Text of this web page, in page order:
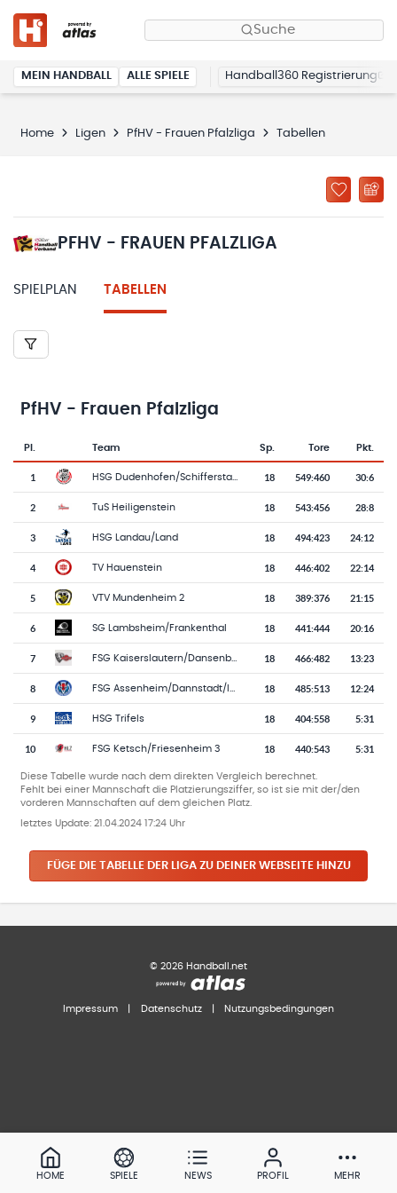
Suche
MEIN HANDBALL ALLE SPIELE Handball360 Registrierung
Home Ligen PfHV - Frauen Pfalzliga Tabellen
PFHV - FRAUEN PFALZLIGA
SPIELPLAN TABELLEN
PfHV - Frauen Pfalzliga
Tabelle mit Vereinsplatzierungen, Spielen, Toren und Punkten
Pl.
Team-Logo
Team Sp. Tore Pkt.
1 18 549:460 30:6
2 TuS Heiligenstein 18 543:456 28:8
3 HSG Landau/Land 18 494:423 24:12
4 TV Hauenstein 18 446:402 22:14
5 VTV Mundenheim 2 18 389:376 21:15
6 SG Lambsheim/Frankenthal 18 441:444 20:16
7 18 466:482 13:23
8 18 485:513 12:24
9 HSG Trifels 18 404:558 5:31
10 FSG Ketsch/Friesenheim 3 18 440:543 5:31
Diese Tabelle wurde nach dem direkten Vergleich berechnet.
Fehlt bei einer Mannschaft die Platzierungsziffer, so ist sie mit der/den
vorderen Mannschaften auf dem gleichen Platz.
letztes Update: 21.04.2024 17:24 Uhr
FÜGE DIE TABELLE DER LIGA ZU DEINER WEBSEITE HINZU
© 2026 Handball.net
Impressum Datenschutz Nutzungsbedingungen
HOME SPIELE NEWS PROFIL MEHR